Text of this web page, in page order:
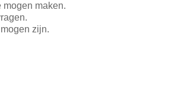
mogen maken.
zijn.